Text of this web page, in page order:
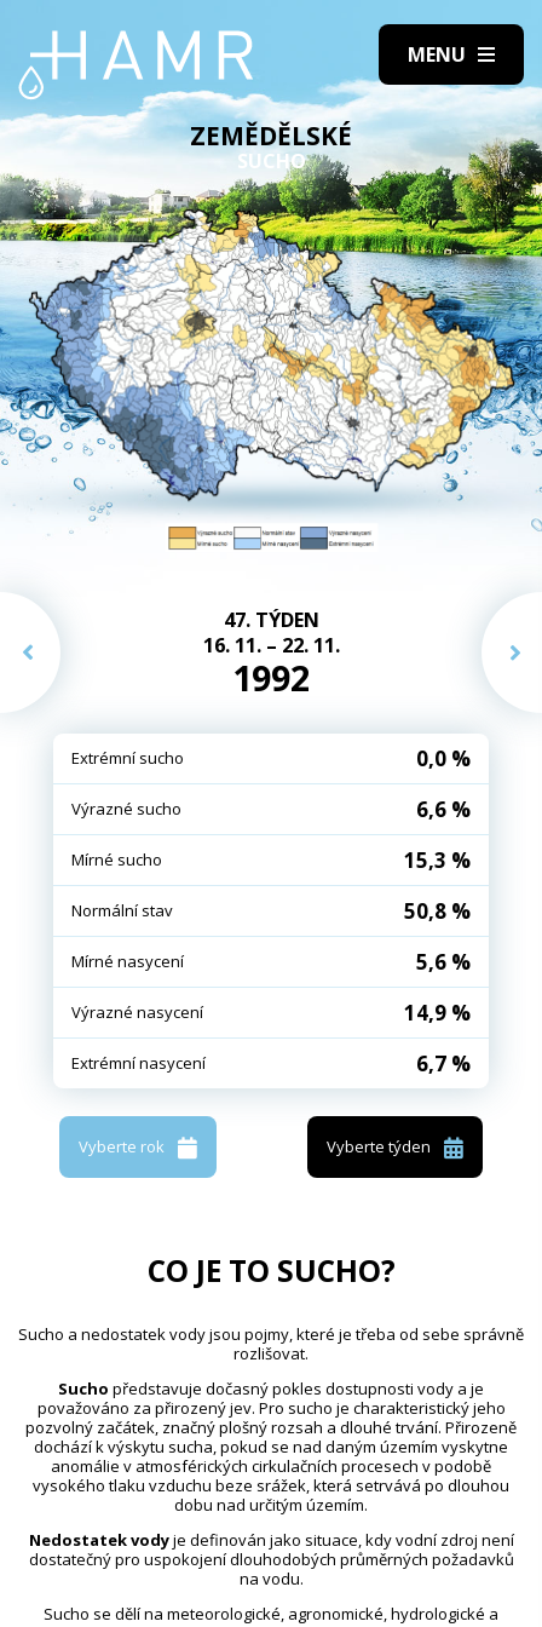
ZEMĚDĚLSKÉ
SUCHO
47. TÝDEN
16. 11. – 22. 11.
1992
Extrémní sucho 0,0 %
Výrazné sucho 6,6 %
Mírné sucho 15,3 %
Normální stav 50,8 %
Mírné nasycení 5,6 %
Výrazné nasycení 14,9 %
Extrémní nasycení 6,7 %
Vyberte rok Vyberte týden
CO JE TO SUCHO?
Sucho a nedostatek vody jsou pojmy, které je třeba od sebe správně
rozlišovat.
Sucho představuje dočasný pokles dostupnosti vody a je
považováno za přirozený jev. Pro sucho je charakteristický jeho
pozvolný začátek, značný plošný rozsah a dlouhé trvání. Přirozeně
dochází k výskytu sucha, pokud se nad daným územím vyskytne
anomálie v atmosférických cirkulačních procesech v podobě
vysokého tlaku vzduchu beze srážek, která setrvává po dlouhou
dobu nad určitým územím.
Nedostatek vodyje definován jako situace, kdy vodní zdroj není
dostatečný pro uspokojení dlouhodobých průměrných požadavků
na vodu.
Sucho se dělí na meteorologické, agronomické, hydrologické a